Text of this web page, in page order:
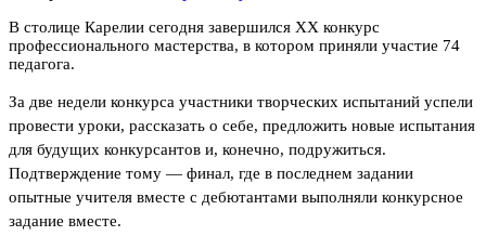
В столице Карелии сегодня завершился XX конкурс
профессионального мастерства, в котором приняли участие 74
педагога.
За две недели конкурса участники творческих испытаний успели
провести уроки, рассказать о себе, предложить новые испытания
для будущих конкурсантов и, конечно, подружиться.
Подтверждение тому — финал, где в последнем задании
опытные учителя вместе с дебютантами выполняли конкурсное
задание вместе.